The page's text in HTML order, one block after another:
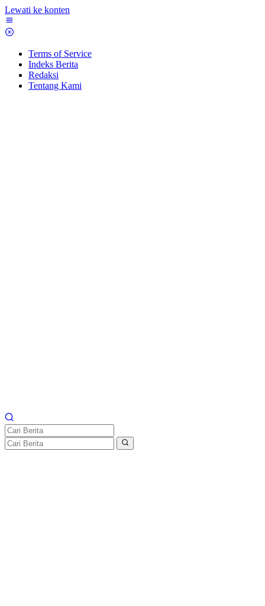
Lewati ke konten
Terms of Service
Indeks Berita
Redaksi
Tentang Kami